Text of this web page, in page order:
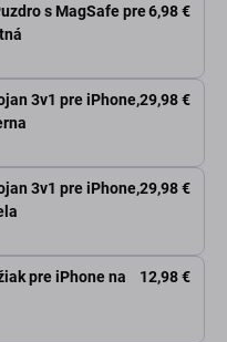
s MagSafe pre6,98 €
3v1 pre iPhone,29,98 €
3v1 pre iPhone,29,98 €
pre iPhone na
12,98 €